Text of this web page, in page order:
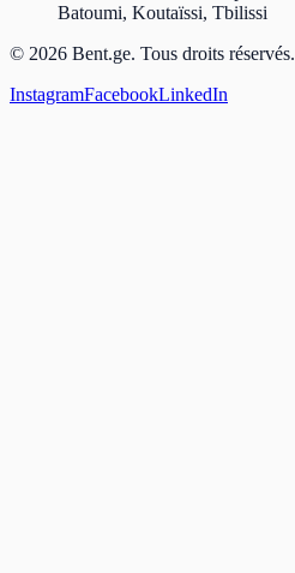
Batoumi, Koutaïssi, Tbilissi
© 2026 Bent.ge. Tous droits réservés.
InstagramFacebookLinkedIn